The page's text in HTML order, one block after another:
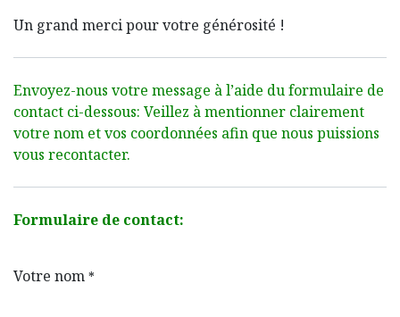
Un grand merci pour votre générosité !
Envoyez-nous votre message à l’aide du formulaire de
contact ci-dessous: Veillez à mentionner clairement
votre nom et vos coordonnées afin que nous puissions
vous recontacter.
Formulaire de contact:
Votre nom *